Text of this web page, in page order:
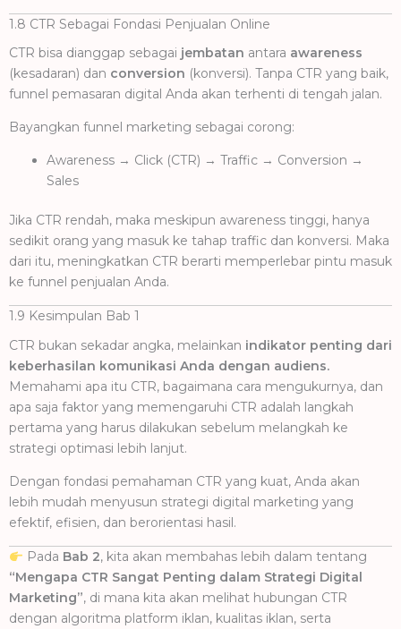
1.8 CTR Sebagai Fondasi Penjualan Online
CTR bisa dianggap sebagai jembatan antara awareness
(kesadaran) dan conversion (konversi). Tanpa CTR yang baik,
funnel pemasaran digital Anda akan terhenti di tengah jalan.
Bayangkan funnel marketing sebagai corong:
Awareness → Click (CTR) → Traffic → Conversion →
Sales
Jika CTR rendah, maka meskipun awareness tinggi, hanya
sedikit orang yang masuk ke tahap traffic dan konversi. Maka
dari itu, meningkatkan CTR berarti memperlebar pintu masuk
ke funnel penjualan Anda.
1.9 Kesimpulan Bab 1
CTR bukan sekadar angka, melainkan indikator penting dari
keberhasilan komunikasi Anda dengan audiens.
Memahami apa itu CTR, bagaimana cara mengukurnya, dan
apa saja faktor yang memengaruhi CTR adalah langkah
pertama yang harus dilakukan sebelum melangkah ke
strategi optimasi lebih lanjut.
Dengan fondasi pemahaman CTR yang kuat, Anda akan
lebih mudah menyusun strategi digital marketing yang
efektif, efisien, dan berorientasi hasil.
Pada Bab 2, kita akan membahas lebih dalam tentang
“Mengapa CTR Sangat Penting dalam Strategi Digital
Marketing”, di mana kita akan melihat hubungan CTR
dengan algoritma platform iklan, kualitas iklan, serta